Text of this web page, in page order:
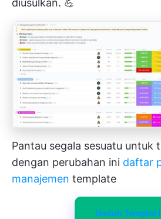
diusulkan. 💪
Pantau segala sesuatu untuk
dengan perubahan ini daftar
manajemen template
Unduh Templat